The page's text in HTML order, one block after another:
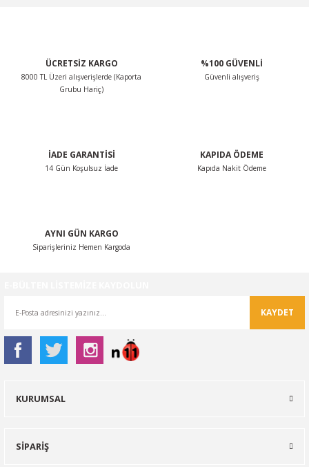
ÜCRETSİZ KARGO
8000 TL Üzeri alışverişlerde (Kaporta
Grubu Hariç)
%100 GÜVENLİ
Güvenli alışveriş
İADE GARANTİSİ
14 Gün Koşulsuz İade
KAPIDA ÖDEME
Kapıda Nakit Ödeme
AYNI GÜN KARGO
Siparişleriniz Hemen Kargoda
KAYDET
KURUMSAL
SİPARİŞ